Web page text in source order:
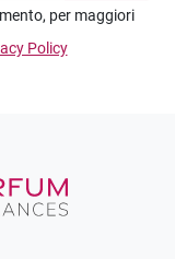
per maggiori
Policy